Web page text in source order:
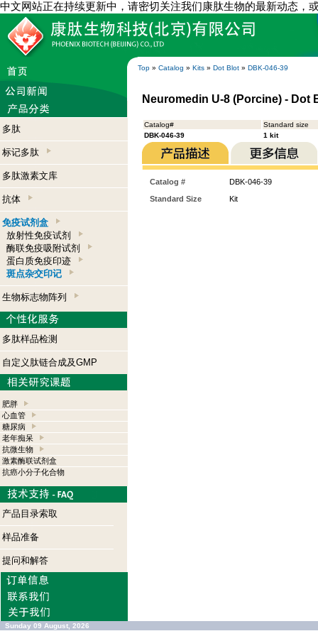
中文网站正在持续更新中，请密切关注我们康肽生物的最新动态，
Top » Catalog » Kits » Dot Blot » DBK-046-39
多肽
标记多肽
多肽激素文库
抗体
免疫试剂盒
放射性免疫试剂
酶联免疫吸附试剂
蛋白质免疫印迹
斑点杂交印记
生物标志物阵列
多肽样品检测
自定义肽链合成及GMP
肥胖
心血管
糖尿病
老年痴呆
抗微生物
激素酶联试剂盒
抗癌小分子化合物
产品目录索取
样品准备
提问和解答
Neuromedin U-8 (Porcine) - Dot
Catalog#
Standard size
DBK-046-39
1 kit
Catalog #
DBK-046-39
Standard Size
Kit
Sunday 09 August, 2026